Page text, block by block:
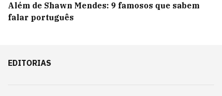
Além de Shawn Mendes: 9 famosos que sabem
falar português
EDITORIAS